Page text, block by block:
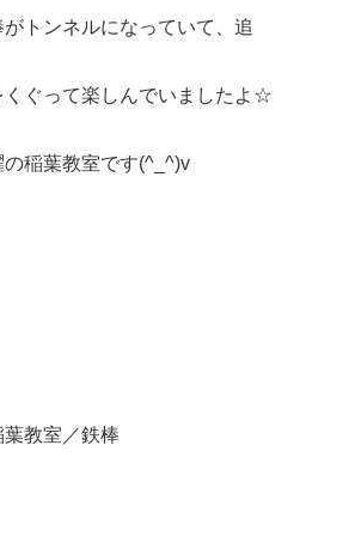
トンネルになっていて、追
くぐって楽しんでいましたよ☆
稲葉教室です(^_^)v
教室／鉄棒